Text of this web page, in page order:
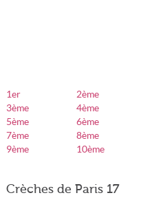
1er
2ème
3ème
4ème
5ème
6ème
7ème
8ème
9ème
10ème
Crèches de Paris 17